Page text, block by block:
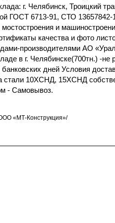
г. Челябинск, Троицкий
ГОСТ 6713-91, СТО
мостостроения и
качества и фото
производителями АО
в г. Челябинске(700тн.) -
дней Условия
стали 10ХСНД, 15ХСНД
- Самовывоз.
«МТ-Конструкция»/